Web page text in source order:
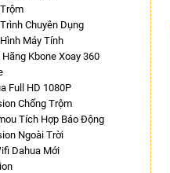
Chuyên Dụng
Máy Tính
Kbone Xoay 360
Full HD 1080P
Chống Trộm
Tích Hợp Báo Động
Ngoài Trời
Dahua Mới